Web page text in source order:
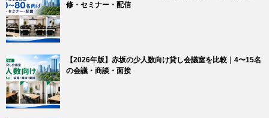
修・セミナー・配信
【2026年版】赤坂の少人数向け貸し会議室を比較｜4〜15名
の会議・商談・面接